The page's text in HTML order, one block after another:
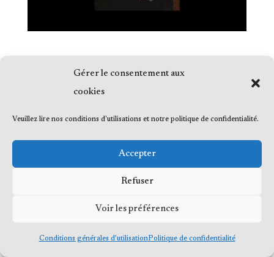
Gérer le consentement aux
cookies
Veuillez lire nos conditions d'utilisations et notre politique de confidentialité.
Accepter
Refuser
Voir les préférences
Conditions générales d’utilisationPolitique de confidentialité